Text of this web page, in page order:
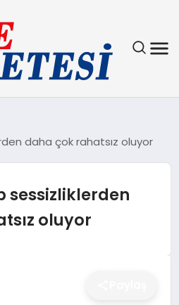
daha çok rahatsız oluyor
sessizliklerden
oluyor